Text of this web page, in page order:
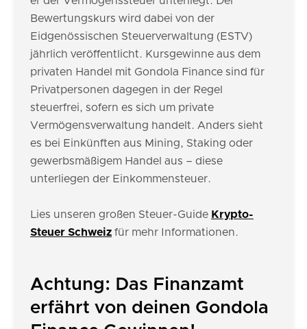
Bewertungskurs wird dabei von der
Eidgenössischen Steuerverwaltung (ESTV)
jährlich veröffentlicht. Kursgewinne aus dem
privaten Handel mit Gondola Finance sind für
Privatpersonen dagegen in der Regel
steuerfrei, sofern es sich um private
Vermögensverwaltung handelt. Anders sieht
es bei Einkünften aus Mining, Staking oder
gewerbsmäßigem Handel aus – diese
unterliegen der Einkommensteuer.
Lies unseren großen Steuer-Guide Krypto-
Steuer Schweiz für mehr Informationen.
Achtung: Das Finanzamt
erfährt von deinen Gondola